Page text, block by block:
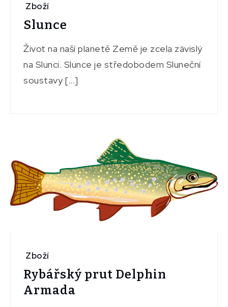
Zboží
Slunce
Život na naší planetě Země je zcela závislý
na Slunci. Slunce je středobodem Sluneční
soustavy […]
Zboží
Rybářský prut Delphin
Armada